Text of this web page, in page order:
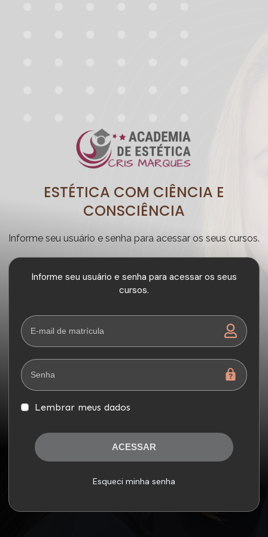
ESTÉTICA COM CIÊNCIA E
CONSCIÊNCIA
Informe seu usuário e senha para acessar os seus cursos.
Informe seu usuário e senha para acessar os seus
cursos.
Lembrar meus dados
ACESSAR
Esqueci minha senha